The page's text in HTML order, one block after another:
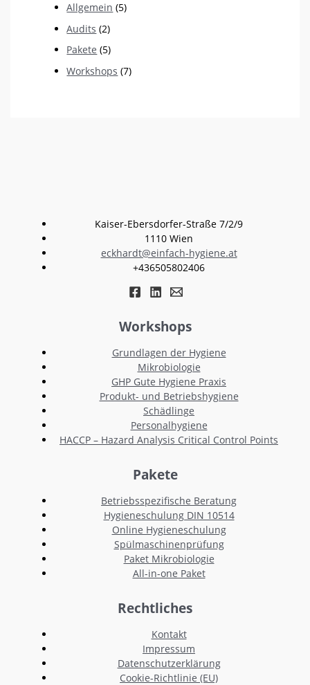
Allgemein (5)
Audits (2)
Pakete (5)
Workshops (7)
Kaiser-Ebersdorfer-Straße 7/2/9
1110 Wien
eckhardt@einfach-hygiene.at
+436505802406
Workshops
Grundlagen der Hygiene
Mikrobiologie
GHP Gute Hygiene Praxis
Produkt- und Betriebshygiene
Schädlinge
Personalhygiene
HACCP – Hazard Analysis Critical Control Points
Pakete
Betriebsspezifische Beratung
Hygieneschulung DIN 10514
Online Hygieneschulung
Spülmaschinenprüfung
Paket Mikrobiologie
All-in-one Paket
Rechtliches
Kontakt
Impressum
Datenschutzerklärung
Cookie-Richtlinie (EU)